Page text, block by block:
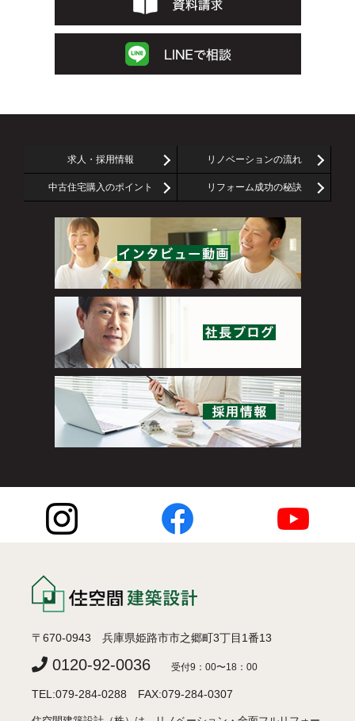
求人・採用情報 リノベーションの流れ
中古住宅購入のポイント リフォーム成功の秘訣
〒670-0943 兵庫県姫路市市之郷町3丁目1番13
0120-92-0036 受付9：00〜18：00
TEL:079-284-0288 FAX:079-284-0307